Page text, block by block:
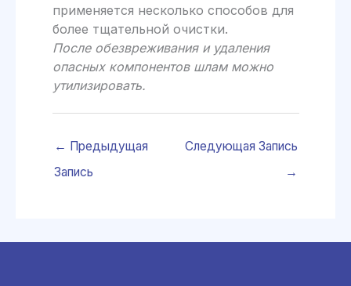
применяется несколько способов для
более тщательной очистки.
После обезвреживания и удаления
опасных компонентов шлам можно
утилизировать.
← Предыдущая
Запись
Следующая Запись
→